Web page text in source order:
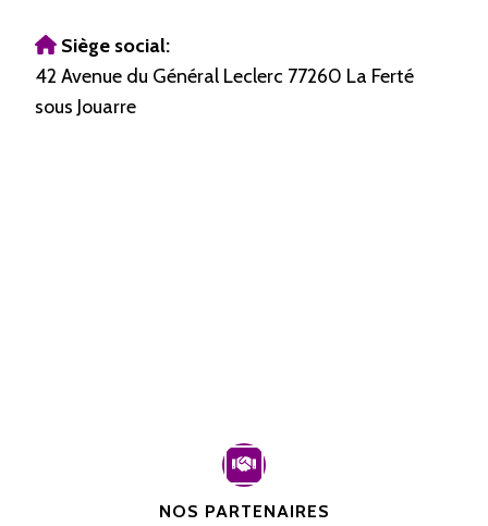
Siège social:
42 Avenue du Général Leclerc 77260 La Ferté
sous Jouarre
NOS PARTENAIRES